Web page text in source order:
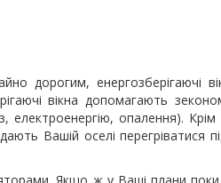
дорогим, енергозберігаючі
вікна допомагають
електроенергію, опалення).
Вашій оселі перегріватися